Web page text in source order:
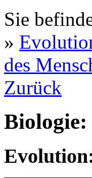
Sie
»
des
Zurück